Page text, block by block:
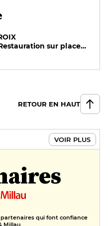
Piscine, Restauration sur place, Salles de réunion, Spa
RETOUR EN HAUT
VOIR PLUS
qui font confiance
Millau